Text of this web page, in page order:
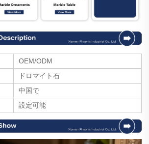
OEM/ODM
ドロマイト石
中国で
設定可能